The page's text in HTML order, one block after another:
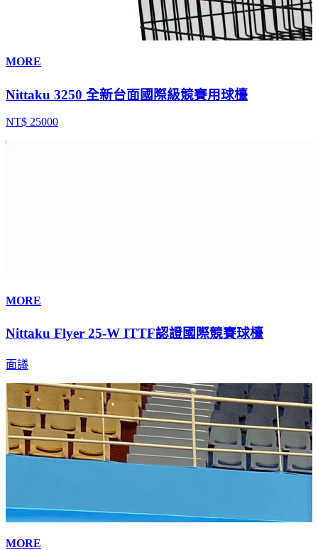
MORE
Nittaku 3250 全新台面國際級競賽用球檯
NT$ 25000
MORE
Nittaku Flyer 25-W ITTF認證國際競賽球檯
面議
MORE